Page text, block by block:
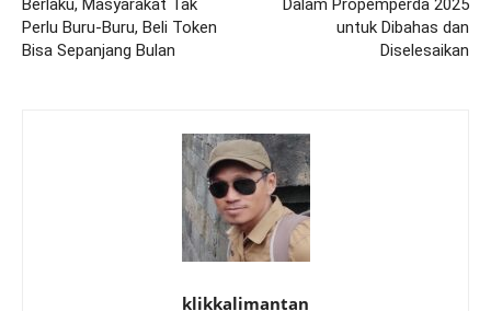
Perlu Buru-Buru, Beli Token
Bisa Sepanjang Bulan
untuk Dibahas dan
Diselesaikan
klikkalimantan